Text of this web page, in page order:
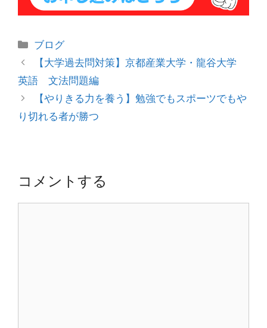
カ
テ
リ
ー
ブログ
投
稿
ナ
ビ
ゲ
ン
【大学過去問対策】京都産業大学・龍谷大学
英語 文法問題編
【やりきる力を養う】勉強でもスポーツでもや
り切れる者が勝つ
コメントする